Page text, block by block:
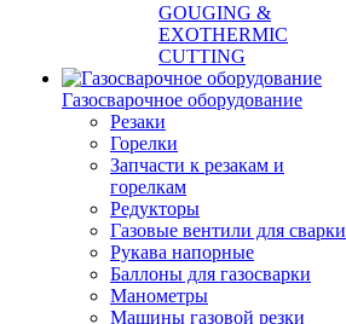
GOUGING &
EXOTHERMIC
CUTTING
Газосварочное оборудование
Резаки
Горелки
Запчасти к резакам и
горелкам
Редукторы
Газовые вентили для сварки
Рукава напорные
Баллоны для газосварки
Манометры
Машины газовой резки